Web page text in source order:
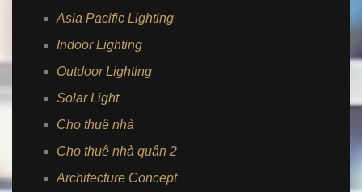
Asia Pacific Lighting
Indoor Lighting
Outdoor Lighting
Solar Light
Cho thuê nhà
Cho thuê nhà quận 2
Architecture Concept